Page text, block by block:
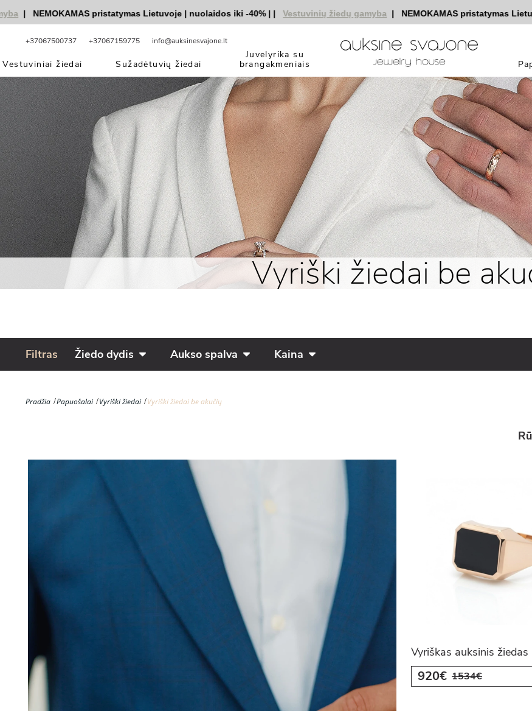
| NEMOKAMAS pristatymas Lietuvoje|nuolaidos iki -40%|| Vestuvinių žiedų gamyba | NEMOKAMAS pristatymas Lietuvoje
+37067500737 +37067159775 info@auksinesvajone.lt
Vestuviniai žiedai Sužadėtuvių žiedai
Juvelyrika su
brangakmeniais
Vyriški žiedai be
Filtras Žiedo dydis Aukso spalva Kaina
Pradžia Papuošalai Vyriški žiedai Vyriški žiedai be akučių
Vyriškas auksinis
920€ 1534€